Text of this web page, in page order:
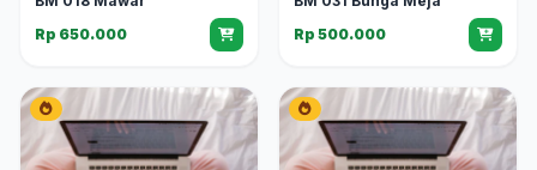
Rp 650.000
Rp 500.000